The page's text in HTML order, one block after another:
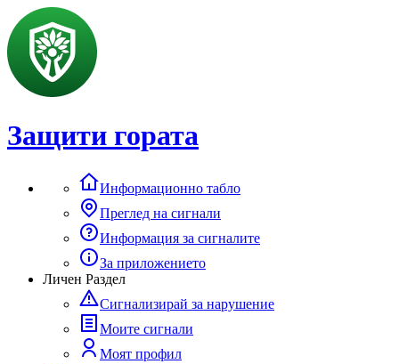
Защити гората
Информационно табло
Преглед на сигнали
Информация за сигналите
За приложението
Личен Раздел
Сигнализирай за нарушение
Моите сигнали
Моят профил